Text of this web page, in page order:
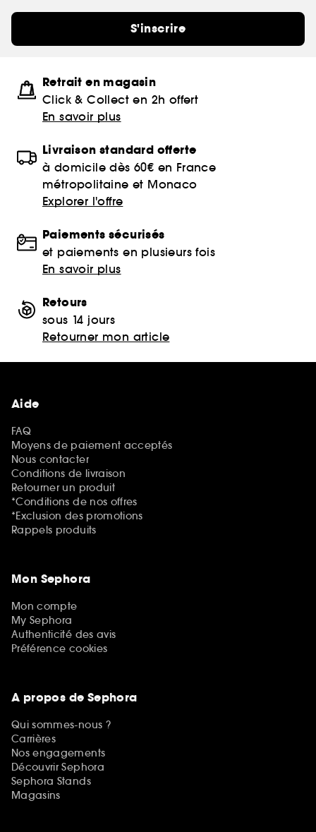
S'inscrire
Retrait en magasin
Click & Collect en 2h offert
En savoir plus
Livraison standard offerte
à domicile dès 60€ en France
métropolitaine et Monaco
Explorer l'offre
Paiements sécurisés
et paiements en plusieurs fois
En savoir plus
Retours
sous 14 jours
Retourner mon article
Aide
FAQ
Moyens de paiement acceptés
Nous contacter
Conditions de livraison
Retourner un produit
*Conditions de nos offres
*Exclusion des promotions
Rappels produits
Mon Sephora
Mon compte
My Sephora
Authenticité des avis
Préférence cookies
A propos de Sephora
Qui sommes-nous ?
Carrières
Nos engagements
Découvrir Sephora
Sephora Stands
Magasins